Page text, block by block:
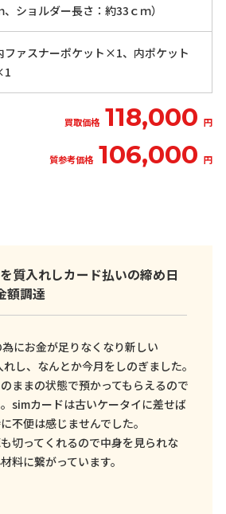
、ショルダー長さ：約33ｃｍ）
ファスナーポケット×1、内ポケット
買取価格 118,000 円
質参考価格 106,000 円
質入れしカード払いの締め日
額調達
にお金が足りなくなり新しい
し、なんとか今月をしのぎました。
ままの状態で預かってもらえるので
simカードは古いケータイに差せば
不便は感じませんでした。
切ってくれるので中身を見られな
料に繋がっています。